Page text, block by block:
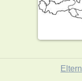
Eltern